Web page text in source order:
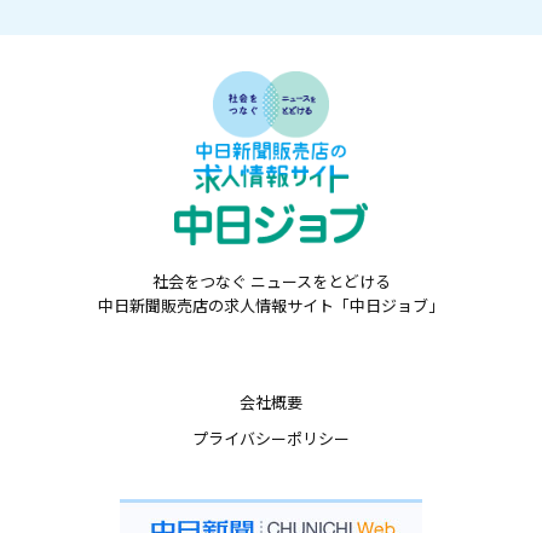
社会をつなぐ ニュースをとどける
中日新聞販売店の求人情報サイト「中日ジョブ」
会社概要
プライバシーポリシー